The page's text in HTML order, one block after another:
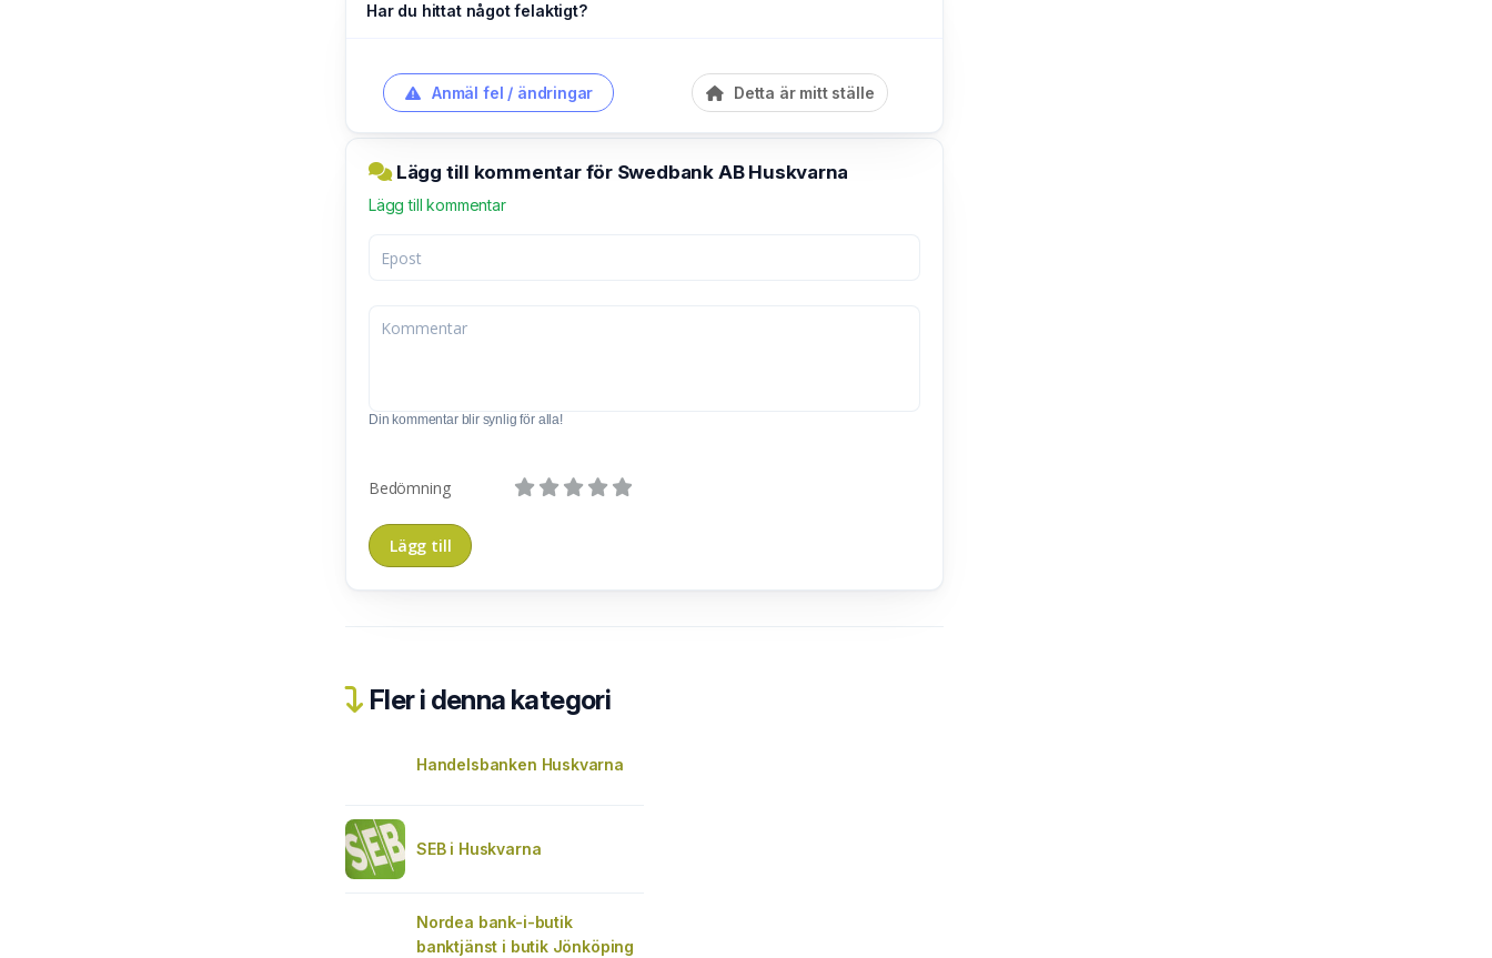
Har du hittat något felaktigt?
Anmäl fel / ändringar Detta är mitt ställe
Lägg till kommentar för Swedbank AB Huskvarna
Lägg till kommentar
Din kommentar blir synlig för alla!
Bedömning
Fler i denna kategori
Handelsbanken Huskvarna
SEB i Huskvarna
Nordea bank-i-butik
banktjänst i butik Jönköping